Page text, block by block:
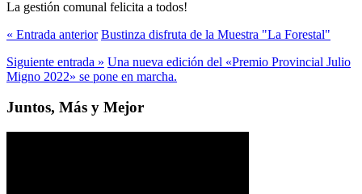
La gestión comunal felicita a todos!
« Entrada anterior Bustinza disfruta de la Muestra "La Forestal"
Siguiente entrada » Una nueva edición del «Premio Provincial Julio
Migno 2022» se pone en marcha.
Juntos, Más y Mejor